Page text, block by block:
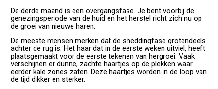
De derde maand is een overgangsfase. Je bent voorbij de
genezingsperiode van de huid en het herstel richt zich nu op
de groei van nieuwe haren.
De meeste mensen merken dat de sheddingfase grotendeels
achter de rug is. Het haar dat in de eerste weken uitviel, heeft
plaatsgemaakt voor de eerste tekenen van hergroei. Vaak
verschijnen er dunne, zachte haartjes op de plekken waar
eerder kale zones zaten. Deze haartjes worden in de loop van
de tijd dikker en sterker.